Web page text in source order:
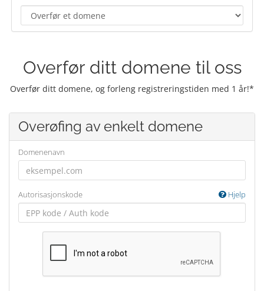
Overfør ditt domene til oss
Overfør ditt domene, og forleng registreringstiden med 1 år!*
Overøfing av enkelt domene
Domenenavn
Autorisasjonskode Hjelp